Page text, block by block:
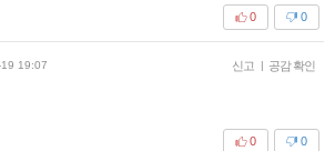
0
0
19:07 신고 | 공감 확인
0
0